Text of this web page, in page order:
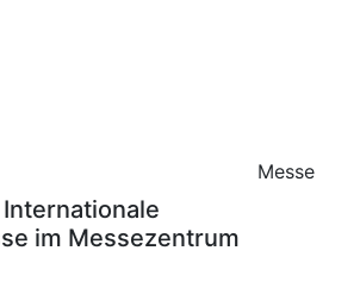
Messe
im Messezentrum